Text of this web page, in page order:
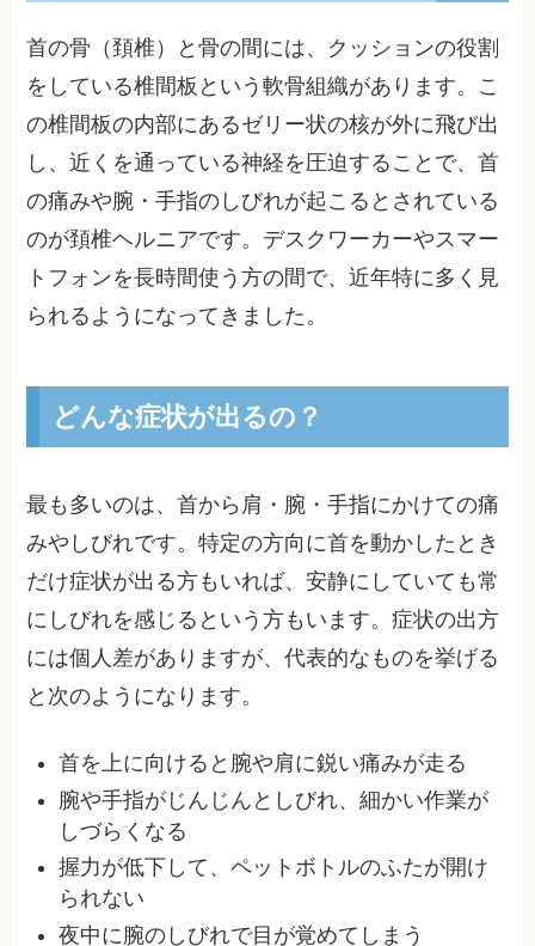
首の骨（頚椎）と骨の間には、クッションの役割
をしている椎間板という軟骨組織があります。こ
の椎間板の内部にあるゼリー状の核が外に飛び出
し、近くを通っている神経を圧迫することで、首
の痛みや腕・手指のしびれが起こるとされている
のが頚椎ヘルニアです。デスクワーカーやスマー
トフォンを長時間使う方の間で、近年特に多く見
られるようになってきました。
どんな症状が出るの？
最も多いのは、首から肩・腕・手指にかけての痛
みやしびれです。特定の方向に首を動かしたとき
だけ症状が出る方もいれば、安静にしていても常
にしびれを感じるという方もいます。症状の出方
には個人差がありますが、代表的なものを挙げる
と次のようになります。
首を上に向けると腕や肩に鋭い痛みが走る
腕や手指がじんじんとしびれ、細かい作業が
しづらくなる
握力が低下して、ペットボトルのふたが開け
られない
夜中に腕のしびれで目が覚めてしまう